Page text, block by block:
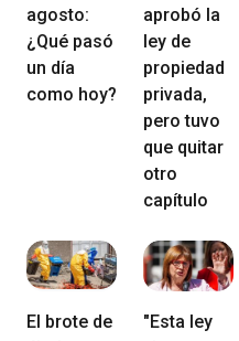
agosto:
¿Qué pasó
un día
como hoy?
aprobó la
ley de
propiedad
privada,
pero tuvo
que quitar
otro
capítulo
El brote de
"Esta ley